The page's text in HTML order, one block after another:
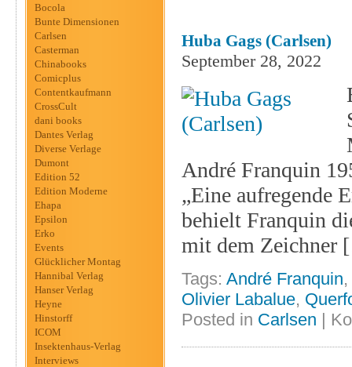
Bocola
Bunte Dimensionen
Carlsen
Casterman
Chinabooks
Comicplus
Contentkaufmann
CrossCult
dani books
Dantes Verlag
Diverse Verlage
Dumont
Edition 52
Edition Moderne
Ehapa
Epsilon
Erko
Events
Glücklicher Montag
Hannibal Verlag
Hanser Verlag
Heyne
Hinstorff
ICOM
Insektenhaus-Verlag
Interviews
Huba Gags (Carlsen)
September 28, 2022
André Franquin
„Eine aufregende
behielt Franquin
mit dem
Tags: André Franquin,
Olivier Labalue,
Posted in Carlsen |